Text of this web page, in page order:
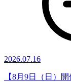
2026.07.16
【8月9日（日）